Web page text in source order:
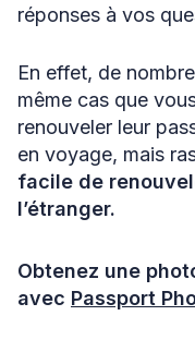
réponses à vos
En effet, de
même cas que
renouveler leur
en voyage, mais
facile de
l’étranger.
Obtenez une
avec Passport